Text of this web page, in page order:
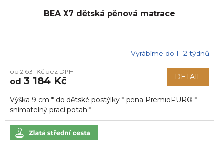
BEA X7 dětská pěnová matrace
Vyrábíme do 1 -2 týdnů
od 2 631 Kč bez DPH
od 3 184 Kč DETAIL
Výška 9 cm * do dětské postýlky * pena PremioPUR® *
snímatelný prací potah *